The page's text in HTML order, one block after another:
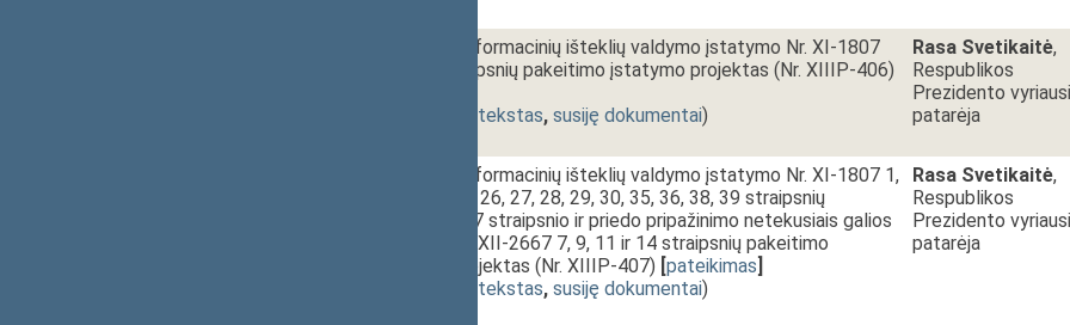
Valstybės informacinių išteklių valdymo įstatymo Nr. XI-1807
25 ir 29 straipsnių pakeitimo įstatymo projektas (Nr. XIIIP-406)
dokumento tekstas, susiję dokumentai)
Rasa Svetikaitė,
Respublikos
Prezidento
patarėja
Valstybės informacinių išteklių valdymo įstatymo Nr. XI-1807 1,
2, 10, 11, 18, 26, 27, 28, 29, 30, 35, 36, 38, 39 straipsnių
pakeitimo, 37 straipsnio ir priedo pripažinimo netekusiais galios
įstatymo Nr. XII-2667 7, 9, 11 ir 14 straipsnių pakeitimo
įstatymo projektas (Nr. XIIIP-407) [pateikimas]
dokumento tekstas, susiję dokumentai)
Rasa Svetikaitė,
Respublikos
Prezidento
patarėja